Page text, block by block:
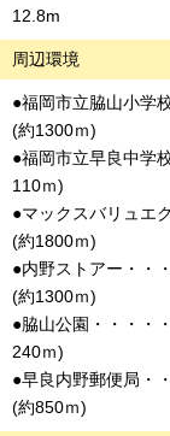
12.8m
周辺環境
●福岡市立脇山小学
(約1300ｍ)
●福岡市立早良中学
110ｍ)
●マックスバリュエ
(約1800ｍ)
●内野ストアー・・
(約1300ｍ)
●脇山公園・・・・
240ｍ)
●早良内野郵便局・
(約850ｍ)